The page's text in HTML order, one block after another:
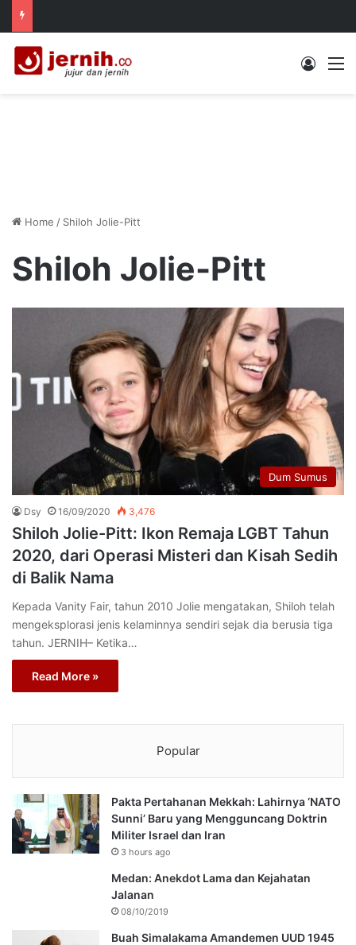
Log In
Home / Shiloh Jolie-Pitt
Shiloh Jolie-Pitt
Dum Sumus
Dsy 16/09/2020 3,476
Shiloh Jolie-Pitt: Ikon Remaja LGBT Tahun
2020, dari Operasi Misteri dan Kisah Sedih
di Balik Nama
Kepada Vanity Fair, tahun 2010 Jolie mengatakan, Shiloh telah
mengeksplorasi jenis kelaminnya sendiri sejak dia berusia tiga
tahun. JERNIH– Ketika…
Read More »
Popular
Pakta Pertahanan Mekkah: Lahirnya ‘NATO
Sunni’ Baru yang Mengguncang Doktrin
Militer Israel dan Iran
3 hours ago
Medan: Anekdot Lama dan Kejahatan
Jalanan
08/10/2019
Buah Simalakama Amandemen UUD 1945